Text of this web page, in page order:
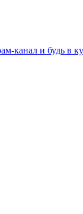
канал и будь в